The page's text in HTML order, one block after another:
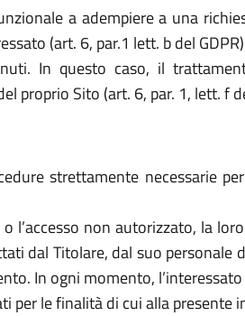
a adempiere a una
(art. 6, par.1 lett. b del
In questo caso, il
proprio Sito (art. 6, par. 1, lett. f
strettamente necessarie
non autorizzato, la
dal Titolare, dal suo personale
In ogni momento,
per le finalità di cui alla presente